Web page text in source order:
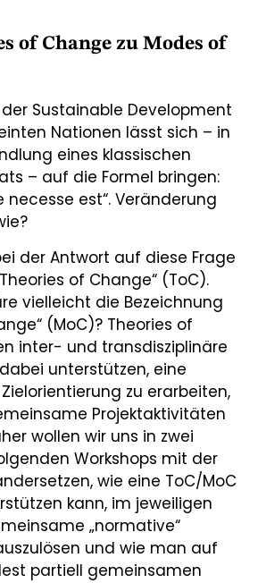
of Change zu Modes of
Sustainable Development
Nationen lässt sich – in
eines klassischen
– auf die Formel bringen:
necesse est“. Veränderung
der Antwort auf diese Frage
of Change“ (ToC).
vielleicht die Bezeichnung
(MoC)? Theories of
inter- und transdisziplinäre
unterstützen, eine
zu erarbeiten,
Projektaktivitäten
wollen wir uns in zwei
Workshops mit der
wie eine ToC/MoC
kann, im jeweiligen
„normative“
und wie man auf
partiell gemeinsamen